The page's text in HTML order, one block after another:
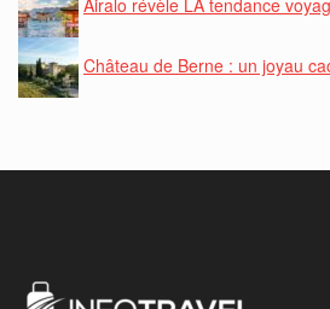
Château de Berne : un joyau